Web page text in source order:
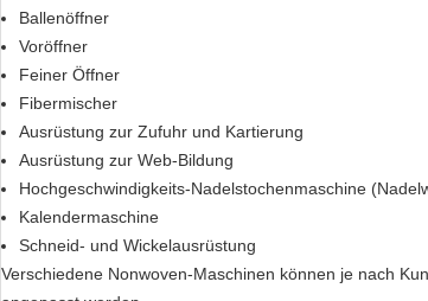
Ballenöffner
Voröffner
Feiner Öffner
Fibermischer
Ausrüstung zur Zufuhr und Kartierung
Ausrüstung zur Web-Bildung
Hochgeschwindigkeits-Nadelstochenmaschine
Kalendermaschine
Schneid- und Wickelausrüstung
Verschiedene Nonwoven-Maschinen können je nach